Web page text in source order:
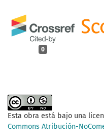
0
Esta obra está bajo una
Commons Atribución-